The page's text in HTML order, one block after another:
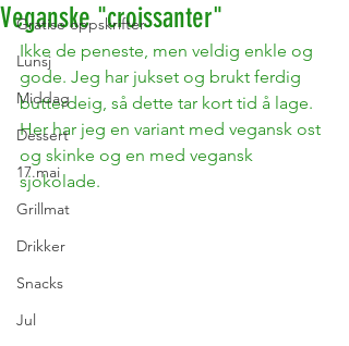
Gratise oppskrifter
Lunsj
Middag
Dessert
17.mai
Grillmat
Drikker
Snacks
Jul
Veganske "croissanter"
Ikke de peneste, men veldig enkle og
gode. Jeg har jukset og brukt ferdig
butterdeig, så dette tar kort tid å lage.
Her har jeg en variant med vegansk ost
og skinke og en med vegansk
sjokolade.